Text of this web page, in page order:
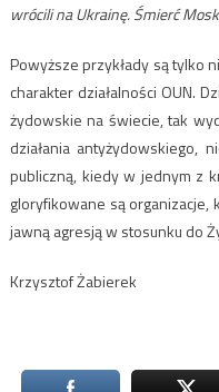
wrócili na Ukrainę. Śmierć
Powyższe przykłady są tylko
charakter działalności OUN.
żydowskie na świecie, tak
działania antyżydowskiego,
publiczną, kiedy w jednym z
gloryfikowane są organizacje,
jawną agresją w stosunku do
Krzysztof Żabierek